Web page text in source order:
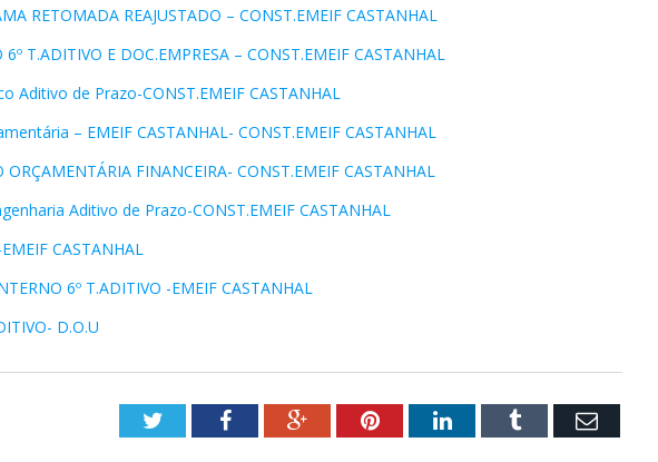
RETOMADA REAJUSTADO – CONST.EMEIF CASTANHAL
6º T.ADITIVO E DOC.EMPRESA – CONST.EMEIF CASTANHAL
Aditivo de Prazo-CONST.EMEIF CASTANHAL
– EMEIF CASTANHAL- CONST.EMEIF CASTANHAL
ORÇAMENTÁRIA FINANCEIRA- CONST.EMEIF CASTANHAL
Aditivo de Prazo-CONST.EMEIF CASTANHAL
CASTANHAL
6º T.ADITIVO -EMEIF CASTANHAL
D.O.U
TwitterFacebookGoogle+PinterestLinkedInTumblr Email